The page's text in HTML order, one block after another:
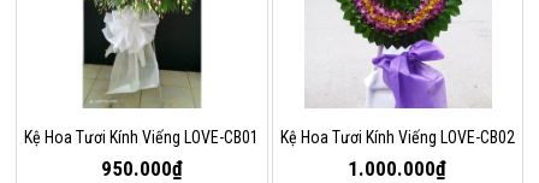
Kệ Hoa Tươi Kính Viếng LOVE-CB01
950.000₫
Kệ Hoa Tươi Kính Viếng LOVE-CB02
1.000.000₫